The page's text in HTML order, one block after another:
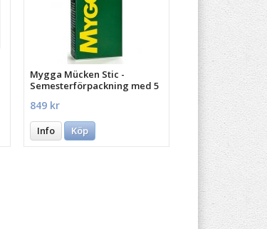
Mygga Mücken Stic -
Semesterförpackning med 5
849 kr
Info Köp